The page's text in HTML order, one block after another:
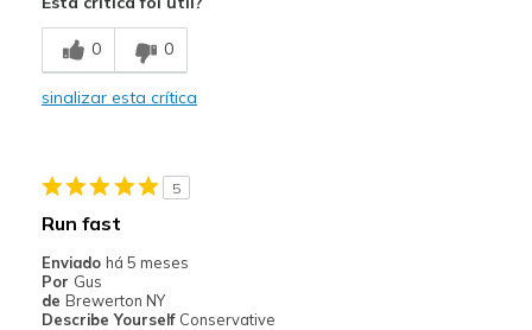
Comfortable
Durable
Travel
Width
View On Shoes
0 0
sinalizar esta crítica
5
Run fast
Enviado há 5 meses
Por Gus
de Brewerton NY
Describe Yourself Conservative